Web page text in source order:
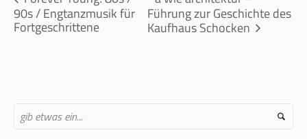
90s / Engtanzmusik für
Fortgeschrittene
Führung zur Geschichte des
Kaufhaus Schocken